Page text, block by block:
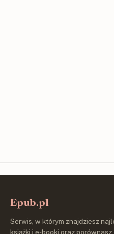
Epub.pl
Serwis, w którym znajdziesz
książki i e-booki oraz